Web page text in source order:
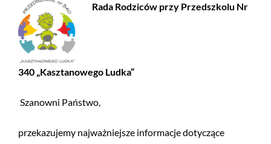
Rada Rodziców przy Przedszkolu Nr
340 „Kasztanowego Ludka”
Szanowni Państwo,
przekazujemy najważniejsze informacje dotyczące